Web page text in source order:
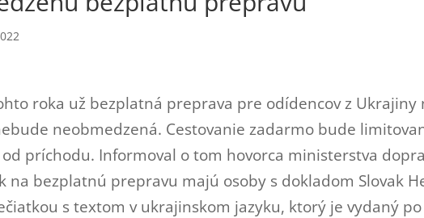
roka už bezplatná preprava pre odídencov z Ukrajiny
neobmedzená. Cestovanie zadarmo bude
príchodu. Informoval o tom hovorca ministerstva
na bezplatnú prepravu majú osoby s dokladom Slovak
s textom v ukrajinskom jazyku, ktorý je vydaný po